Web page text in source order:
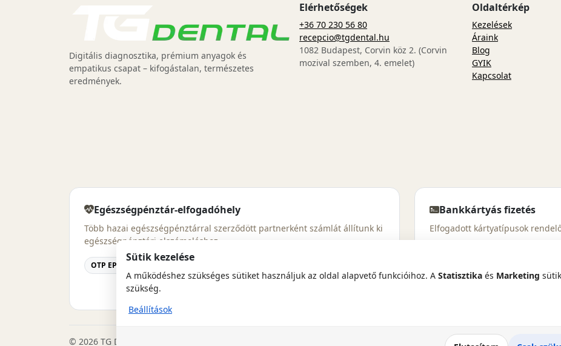
Digitális diagnosztika, prémium anyagok és
empatikus csapat – kifogástalan, természetes
eredmények.
Elérhetőségek
+36 70 230 56 80
recepcio@tgdental.hu
1082 Budapest, Corvin köz 2. (Corvin
mozival szemben, 4. emelet)
Oldaltérkép
Kezelések
Áraink
Blog
GYIK
Kapcsolat
Egészségpénztár-elfogadóhely
Több hazai egészségpénztárral szerződött partnerként számlát állítunk ki
egészségpénztári elszámoláshoz.
OTP EP
Bankkártyás fizetés
Elfogadott kártyatípusok
Google Pay
© 2026 TG Dental. Minden jog fenntartva.
Sütik kezelése
A működéshez szükséges sütiket használjuk az oldal alapvető funkcióihoz. A Statisztika és Marketing
szükség.
Beállítások